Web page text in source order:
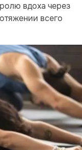
вдоха через
всего